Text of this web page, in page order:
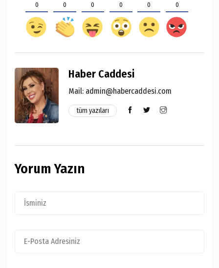
0 0 0 0 0 0
Haber Caddesi
Mail: admin@habercaddesi.com
tüm yazıları
Yorum Yazın